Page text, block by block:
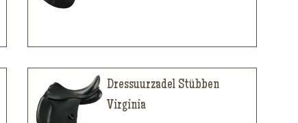
Dressuurzadel Stübben
Virginia